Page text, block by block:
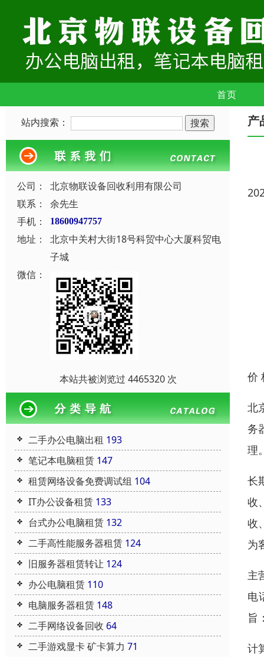
首页
站内搜索：
公司：
北京物联设备回收利用有限公司
联系：
余先生
手机：
18600947757
地址：
北京中关村大街18号科贸中心大厦科贸电
子城
微信：
本站共被浏览过 4465320 次
二手办公电脑出租 193
笔记本电脑租赁 147
租赁网络设备免费调试组 104
IT办公设备租赁 133
台式办公电脑租赁 132
二手高性能服务器租赁 124
旧服务器租赁转让 124
办公电脑租赁 110
电脑服务器租赁 148
二手网络设备回收 64
二手游戏显卡 矿卡算力 71
产
价
北
务
理
长
收
收
为
主
电
旨
计